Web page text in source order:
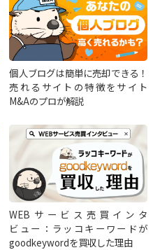
個人ブログは簡単に売却できる！
売れるサイトの特徴をサイト
M&Aのプロが解説
WEBサービス売買インタ
ビュー：ラッコキーワードが
goodkeywordを買収した理由